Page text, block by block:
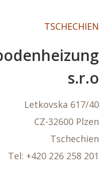
TSCHECHIEN
s.r.o
Letkovska 617/40
CZ-32600 Plzen
Tschechien
Tel: +420 226 258 201